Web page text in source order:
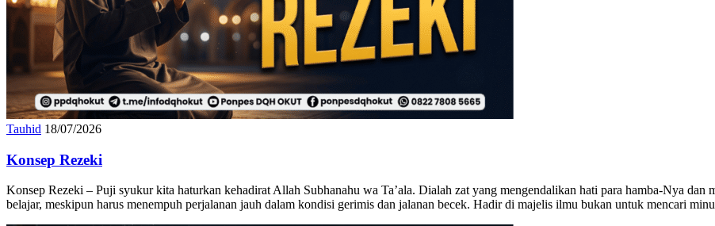
Tauhid 18/07/2026
Konsep Rezeki
Konsep Rezeki – Puji syukur kita haturkan kehadirat Allah Subhanahu wa Ta’ala. Dialah zat yang mengendalikan hati para hamba-Nya
belajar, meskipun harus menempuh perjalanan jauh dalam kondisi gerimis dan jalanan becek. Hadir di majelis ilmu bukan untuk mencari